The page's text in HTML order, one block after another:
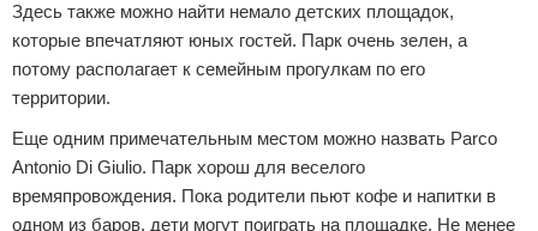
Здесь также можно найти немало детских площадок,
которые впечатляют юных гостей. Парк очень зелен, а
потому располагает к семейным прогулкам по его
территории.
Еще одним примечательным местом можно назвать Parco
Antonio Di Giulio. Парк хорош для веселого
времяпровождения. Пока родители пьют кофе и напитки в
одном из баров, дети могут поиграть на площадке. Не менее